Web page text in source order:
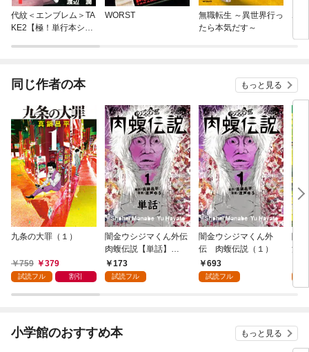
代紋＜エンブレム＞TA
KE2【極！単行本シリ
WORST
無職転生 ～異世界行っ
たら本気だす～
ホ
同じ作者の本 もっと見る
九条の大罪（１）
759 379
試読フル 割引
闇金ウシジマくん外伝
肉蝮伝説【単話】
（１）
173
試読フル
闇金ウシジマくん外
伝 肉蝮伝説（１）
693
試読フル
浪
小学館のおすすめ本 もっと見る